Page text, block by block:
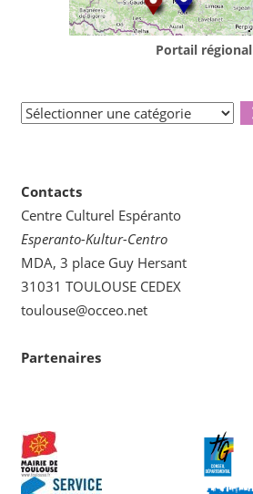
Portail régional
Sélectionner
Contacts
Centre Culturel Espéranto
Esperanto-Kultur-Centro
MDA, 3 place Guy Hersant
31031 TOULOUSE CEDEX
toulouse@occeo.net
Partenaires